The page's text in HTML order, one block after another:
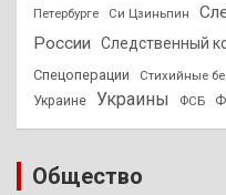
Петербурге
Си Цзиньпин
России
Следственный
Спецоперации Стихийные
Украине Украины ФСБ
Общество